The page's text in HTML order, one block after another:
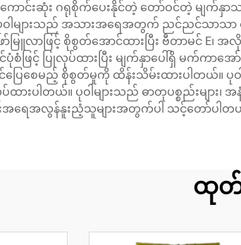
င်းဆုံး ဂရုစိုက်ပေးနိုင်တဲ့ တော်ဝင်တဲ့ မျက်နှာသ
ပုဝါများသည် အသားအရေအတွက် ညင်ညင်သာသာ
ာ်မြူလာဖြင့် စိုစွတ်အောင်ထားပြီး ဗီတာမင် E၊
ပုံစံဖြင့် ပြုလုပ်ထားပြီး မျက်နှာပေါ်ရှိ မက်
ြေစေမည့် စိုစွတ်မှုကို ထိန်းသိမ်းထားပါတယ်။ ပုဝ
ားပါတယ်။ ပုဝါများသည် ဓာတုပစ္စည်းများ
ရေအလွန်နူးညံ့သူများအတွက်ပါ သင့်တော်ပါတ
ထုတ်